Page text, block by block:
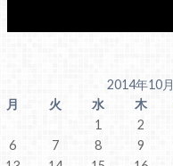
2014年10月
月
火 水 木
1
2
6
7 8 9